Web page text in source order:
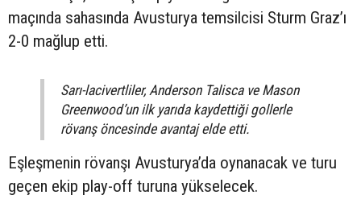
maçında sahasında Avusturya temsilcisi Sturm Graz’ı
2-0 mağlup etti.
Sarı-lacivertliler, Anderson Talisca ve Mason
Greenwood’un ilk yarıda kaydettiği gollerle
rövanş öncesinde avantaj elde etti.
Eşleşmenin rövanşı Avusturya’da oynanacak ve turu
geçen ekip play-off turuna yükselecek.